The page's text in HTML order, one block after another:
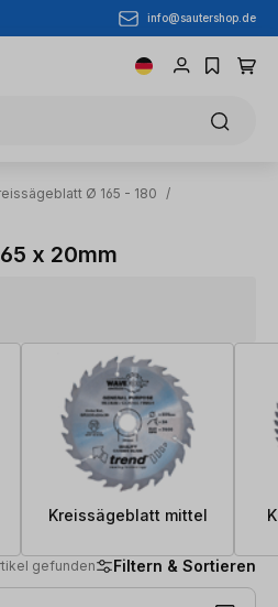
info@sautershop.de
Ø 165 - 180
/
x 20mm
Kreissägeblatt mittel
gefunden Filtern & Sortieren